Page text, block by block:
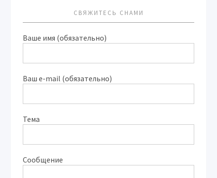
СВЯЖИТЕСЬ СНАМИ
Ваше имя (обязательно)
Ваш e-mail (обязательно)
Тема
Сообщение